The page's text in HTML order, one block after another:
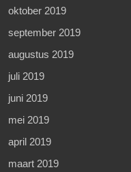
oktober 2019
september 2019
augustus 2019
juli 2019
juni 2019
mei 2019
april 2019
maart 2019